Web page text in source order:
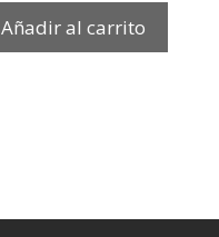
Añadir al carrito